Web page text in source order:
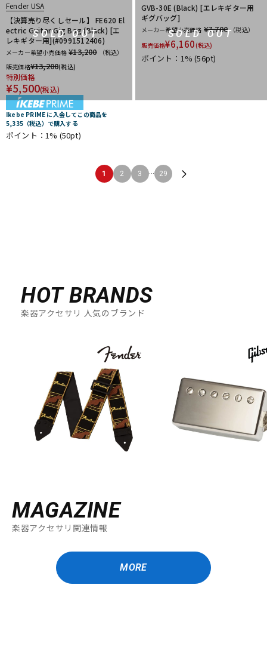
SOLD OUT
Fender USA
【決算売り尽くしセール】 FE620 El
ectric Guitar Gig Bag (Black) [エ
レキギター用](#0991512406)
メーカー希望小売価格 ¥13,200
（税込）
販売価格¥13,200(税込)
特別価格
¥5,500(税込)
Ikebe PRIME に入会してこの商品を
5,335（税込）で購入する
ポイント：1% (50pt)
SOLD OUT
GVB-30E (Black) [エレキギター用
ギグバッグ]
メーカー希望小売価格 ¥7,700 （税込）
販売価格¥6,160(税込)
ポイント：1%(56pt)
1 2 3 ... 29
HOT BRANDS
楽器アクセサリ 人気のブランド
MAGAZINE
楽器アクセサリ関連情報
MORE